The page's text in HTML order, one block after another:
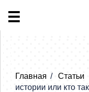
Главная Статьи
истории или кто